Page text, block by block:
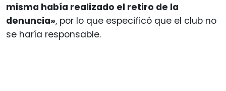
misma había realizado el retiro de la
denuncia», por lo que especificó que el club no
se haría responsable.